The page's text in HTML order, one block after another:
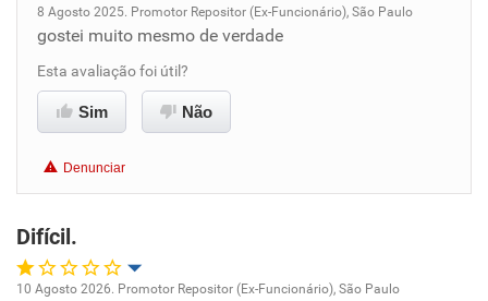
Oportunidade de promoção
Ambiente de trabalho
Benefícios
Recomenda esta empresa
Recomenda a diretoria
8 Agosto 2025. Promotor Repositor (Ex-Funcionário), São Paulo
gostei muito mesmo de verdade
Esta avaliação foi útil?
Sim Não
Denunciar
Difícil.
10 Agosto 2026. Promotor Repositor (Ex-Funcionário), São Paulo